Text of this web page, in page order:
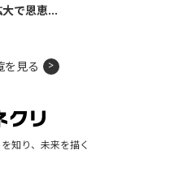
で恩恵...
を見る
知り、未来を描く